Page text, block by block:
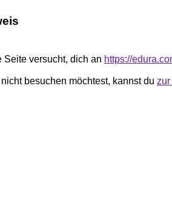
Seite versucht, dich an https://
besuchen möchtest, kannst du